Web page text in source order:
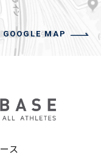
GOOGLE MAP
ス